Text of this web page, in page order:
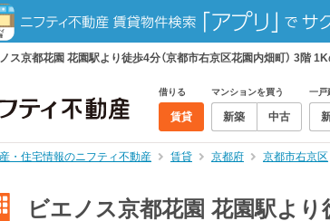
ス京都花園 花園駅より徒歩4分（京都市右京区花園内畑町） 3階
借りる
賃貸
マンションを買う
新築 中古
一戸
・住宅情報のニフティ不動産 賃貸 京都府 京都市右京区
ビエノス京都花園 花園駅より